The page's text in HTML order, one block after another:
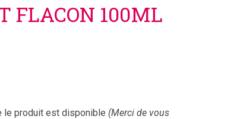
FLACON 100ML
le produit est disponible (Merci de vous